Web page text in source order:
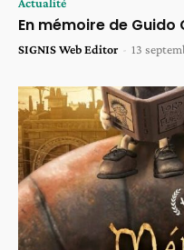
En mémoire de
SIGNIS Web Editor - 13